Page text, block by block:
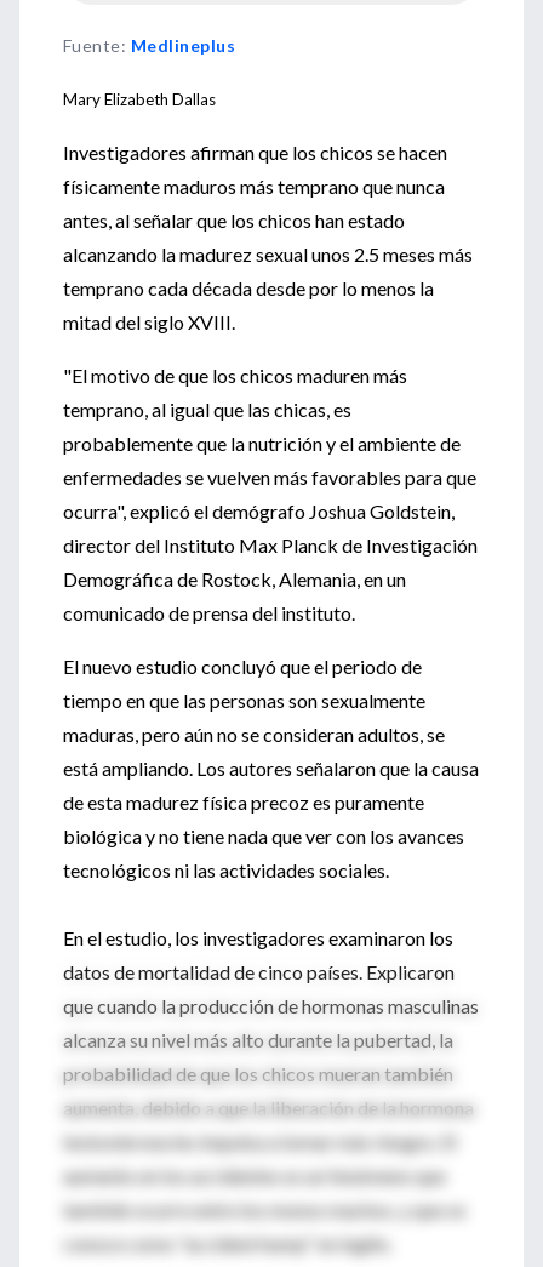
Fuente: Medlineplus
Mary Elizabeth Dallas
Investigadores afirman que los chicos se hacen
físicamente maduros más temprano que nunca
antes, al señalar que los chicos han estado
alcanzando la madurez sexual unos 2.5 meses más
temprano cada década desde por lo menos la
mitad del siglo XVIII.
"El motivo de que los chicos maduren más
temprano, al igual que las chicas, es
probablemente que la nutrición y el ambiente de
enfermedades se vuelven más favorables para que
ocurra", explicó el demógrafo Joshua Goldstein,
director del Instituto Max Planck de Investigación
Demográfica de Rostock, Alemania, en un
comunicado de prensa del instituto.
El nuevo estudio concluyó que el periodo de
tiempo en que las personas son sexualmente
maduras, pero aún no se consideran adultos, se
está ampliando. Los autores señalaron que la causa
de esta madurez física precoz es puramente
biológica y no tiene nada que ver con los avances
tecnológicos ni las actividades sociales.
En el estudio, los investigadores examinaron los
datos de mortalidad de cinco países. Explicaron
que cuando la producción de hormonas masculinas
alcanza su nivel más alto durante la pubertad, la
probabilidad de que los chicos mueran también
aumenta, debido a que la liberación de la hormona
testosterona les impulsa a tomar más riesgos. El
aumento en los accidentes es un fenómeno que
también ocurre entre los monos machos, y que se
conoce como "accident hump" en inglés.